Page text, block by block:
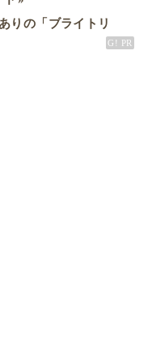
りの「ブライトリ